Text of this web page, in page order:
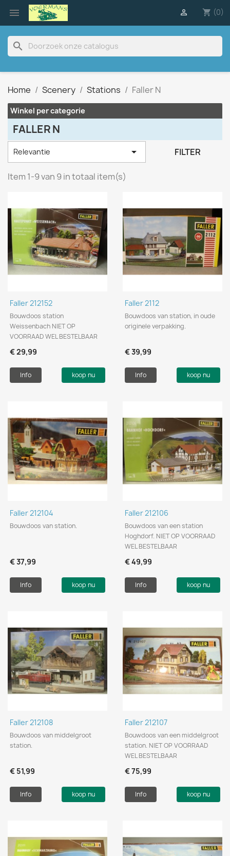
 shopping_cart (0)

search
Home Scenery Stations Faller N
Winkel per categorie
FALLER N
Relevantie  FILTER
Item 1-9 van 9 in totaal item(s)
Faller 212152
Bouwdoos station
Weissenbach NIET OP
VOORRAAD WEL BESTELBAAR
€ 29,99
Info koop nu
Faller 2112
Bouwdoos van station, in oude
originele verpakking.
€ 39,99
Info koop nu
Faller 212104
Bouwdoos van station.
€ 37,99
Info koop nu
Faller 212106
Bouwdoos van een station
Hoghdorf. NIET OP VOORRAAD
WEL BESTELBAAR
€ 49,99
Info koop nu
Faller 212108
Bouwdoos van middelgroot
station.
€ 51,99
Info koop nu
Faller 212107
Bouwdoos van een middelgroot
station. NIET OP VOORRAAD
WEL BESTELBAAR
€ 75,99
Info koop nu